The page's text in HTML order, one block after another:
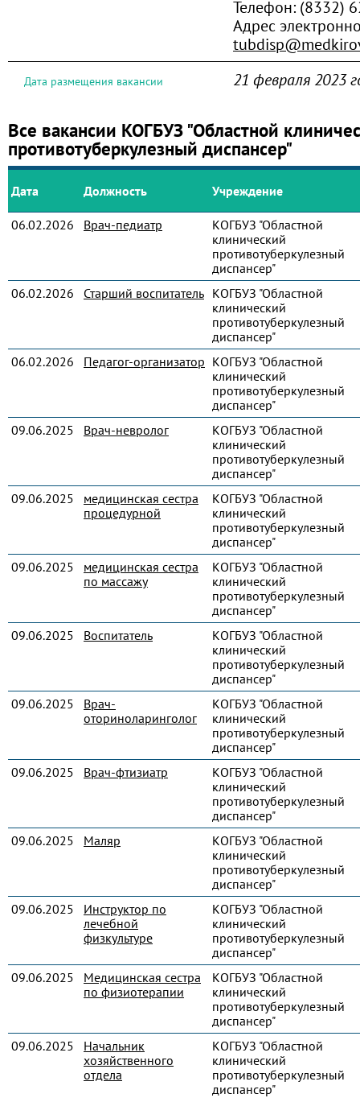
Телефон: (8332)
Адрес
Дата размещения вакансии 21 февраля 2023
Все вакансии КОГБУЗ "Областной
противотуберкулезный диспансер"
Дата Должность Учреждение
06.02.2026 Врач-педиатр
КОГБУЗ "Областной
клинический
противотуберкулезный
диспансер"
06.02.2026
Старший воспитатель КОГБУЗ "Областной
клинический
противотуберкулезный
диспансер"
06.02.2026
Педагог-организатор КОГБУЗ "Областной
клинический
противотуберкулезный
диспансер"
09.06.2025
Врач-невролог
КОГБУЗ "Областной
клинический
противотуберкулезный
диспансер"
09.06.2025
медицинская сестра
процедурной
КОГБУЗ "Областной
клинический
противотуберкулезный
диспансер"
09.06.2025
медицинская сестра
по массажу
КОГБУЗ "Областной
клинический
противотуберкулезный
диспансер"
09.06.2025
Воспитатель
КОГБУЗ "Областной
клинический
противотуберкулезный
диспансер"
09.06.2025
Врач-
оториноларинголог
КОГБУЗ "Областной
клинический
противотуберкулезный
диспансер"
09.06.2025
Врач-фтизиатр
КОГБУЗ "Областной
клинический
противотуберкулезный
диспансер"
09.06.2025
Маляр
КОГБУЗ "Областной
клинический
противотуберкулезный
диспансер"
09.06.2025
Инструктор по
лечебной
физкультуре
КОГБУЗ "Областной
клинический
противотуберкулезный
диспансер"
09.06.2025
Медицинская сестра
по физиотерапии
КОГБУЗ "Областной
клинический
противотуберкулезный
диспансер"
09.06.2025
Начальник
хозяйственного
отдела
КОГБУЗ "Областной
клинический
противотуберкулезный
диспансер"